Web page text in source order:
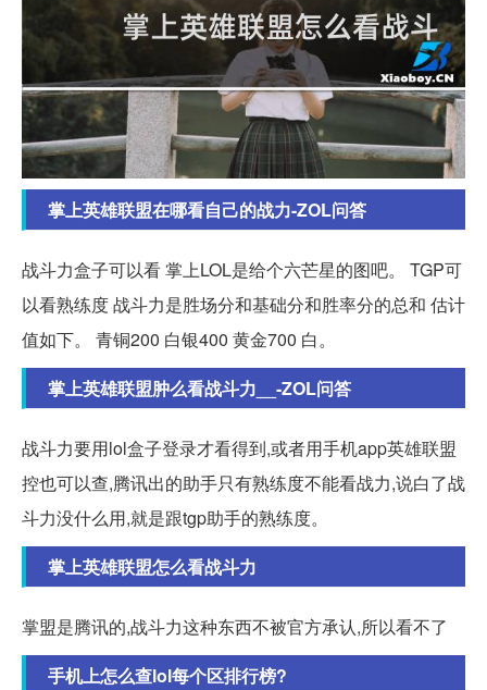
掌上英雄联盟在哪看自己的战力-ZOL问答
战斗力盒子可以看 掌上LOL是给个六芒星的图吧。 TGP可
以看熟练度 战斗力是胜场分和基础分和胜率分的总和 估计
值如下。 青铜200 白银400 黄金700 白。
掌上英雄联盟肿么看战斗力__-ZOL问答
战斗力要用lol盒子登录才看得到,或者用手机app英雄联盟
控也可以查,腾讯出的助手只有熟练度不能看战力,说白了战
斗力没什么用,就是跟tgp助手的熟练度。
掌上英雄联盟怎么看战斗力
掌盟是腾讯的,战斗力这种东西不被官方承认,所以看不了
手机上怎么查lol每个区排行榜?